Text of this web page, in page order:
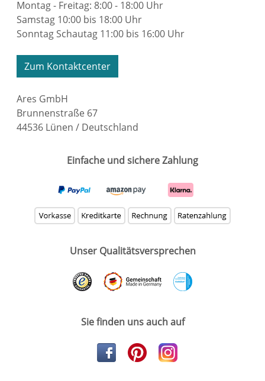
Montag - Freitag: 8:00 - 18:00 Uhr
Samstag 10:00 bis 18:00 Uhr
Sonntag Schautag 11:00 bis 16:00 Uhr
Zum Kontaktcenter
Ares GmbH
Brunnenstraße 67
44536 Lünen / Deutschland
Einfache und sichere Zahlung
Unser Qualitätsversprechen
Sie finden uns auch auf